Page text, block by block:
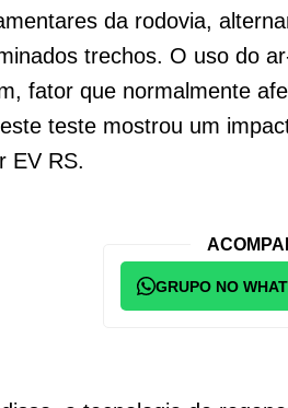
da rodovia,
trechos. O uso do
fator que normalmente
teste mostrou um
EV RS.
GRUPO NO